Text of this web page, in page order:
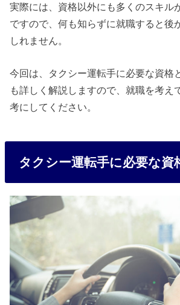
実際には、資格以外にも多くのスキル
ですので、何も知らずに就職すると後
しれません。
今回は、タクシー運転手に必要な資格
も詳しく解説しますので、就職を考え
考にしてください。
タクシー運転手に必要な資